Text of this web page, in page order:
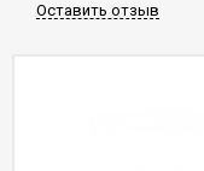
Оставить отзыв